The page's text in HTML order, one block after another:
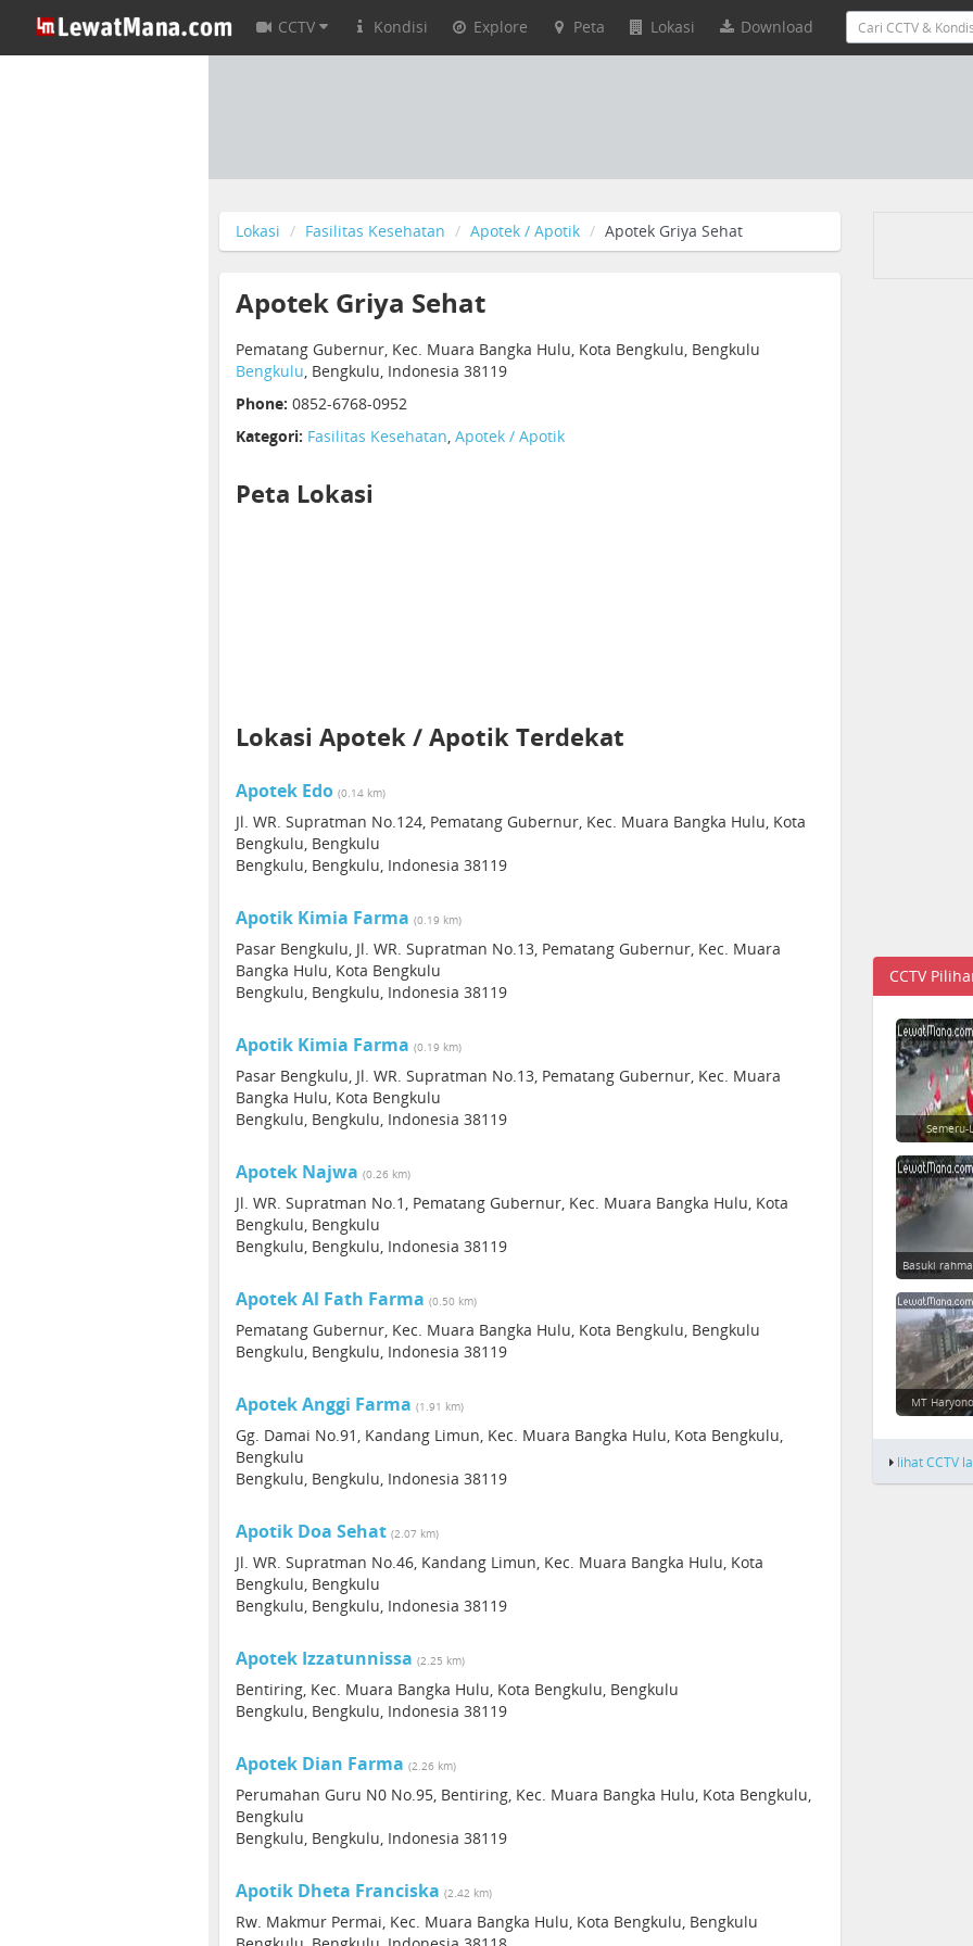
CCTV Kondisi Explore Peta Lokasi Download
Lokasi Fasilitas Kesehatan Apotek / Apotik Apotek Griya Sehat
Apotek Griya Sehat
Pematang Gubernur, Kec. Muara Bangka Hulu, Kota Bengkulu, Bengkulu
Bengkulu, Bengkulu, Indonesia 38119
Phone: 0852-6768-0952
Kategori: Fasilitas Kesehatan, Apotek / Apotik
Peta Lokasi
Lokasi Apotek / Apotik Terdekat
Apotek Edo (0.14 km)
Jl. WR. Supratman No.124, Pematang Gubernur, Kec. Muara Bangka Hulu, Kota
Bengkulu, Bengkulu
Bengkulu, Bengkulu, Indonesia 38119
Apotik Kimia Farma (0.19 km)
Pasar Bengkulu, Jl. WR. Supratman No.13, Pematang Gubernur, Kec. Muara
Bangka Hulu, Kota Bengkulu
Bengkulu, Bengkulu, Indonesia 38119
Apotik Kimia Farma (0.19 km)
Pasar Bengkulu, Jl. WR. Supratman No.13, Pematang Gubernur, Kec. Muara
Bangka Hulu, Kota Bengkulu
Bengkulu, Bengkulu, Indonesia 38119
Apotek Najwa (0.26 km)
Jl. WR. Supratman No.1, Pematang Gubernur, Kec. Muara Bangka Hulu, Kota
Bengkulu, Bengkulu
Bengkulu, Bengkulu, Indonesia 38119
Apotek Al Fath Farma (0.50 km)
Pematang Gubernur, Kec. Muara Bangka Hulu, Kota Bengkulu, Bengkulu
Bengkulu, Bengkulu, Indonesia 38119
Apotek Anggi Farma (1.91 km)
Gg. Damai No.91, Kandang Limun, Kec. Muara Bangka Hulu, Kota Bengkulu,
Bengkulu
Bengkulu, Bengkulu, Indonesia 38119
Apotik Doa Sehat (2.07 km)
Jl. WR. Supratman No.46, Kandang Limun, Kec. Muara Bangka Hulu, Kota
Bengkulu, Bengkulu
Bengkulu, Bengkulu, Indonesia 38119
Apotek Izzatunnissa (2.25 km)
Bentiring, Kec. Muara Bangka Hulu, Kota Bengkulu, Bengkulu
Bengkulu, Bengkulu, Indonesia 38119
Apotek Dian Farma (2.26 km)
Perumahan Guru N0 No.95, Bentiring, Kec. Muara Bangka Hulu, Kota Bengkulu,
Bengkulu
Bengkulu, Bengkulu, Indonesia 38119
Apotik Dheta Franciska (2.42 km)
Rw. Makmur Permai, Kec. Muara Bangka Hulu, Kota Bengkulu, Bengkulu
CCTV
Basuki
MT
lihat CCTV